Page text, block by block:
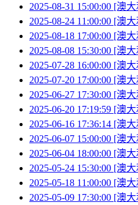
2025-08-31 15:00:00 [澳
2025-08-24 11:00:00 [澳
2025-08-18 17:00:00 [澳
2025-08-08 15:30:00 [澳
2025-07-28 16:00:00 [澳
2025-07-20 17:00:00 [澳
2025-06-27 17:30:00 [澳
2025-06-20 17:19:59 [澳
2025-06-16 17:36:14 [澳
2025-06-07 15:00:00 [澳
2025-06-04 18:00:00 [澳
2025-05-24 15:30:00 [澳
2025-05-18 11:00:00 [澳
2025-05-09 17:30:00 [澳